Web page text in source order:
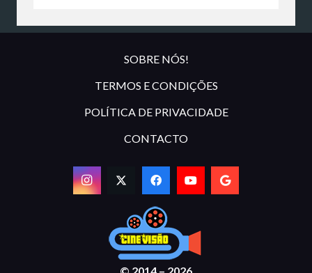
SOBRE NÓS!
TERMOS E CONDIÇÕES
POLÍTICA DE PRIVACIDADE
CONTACTO